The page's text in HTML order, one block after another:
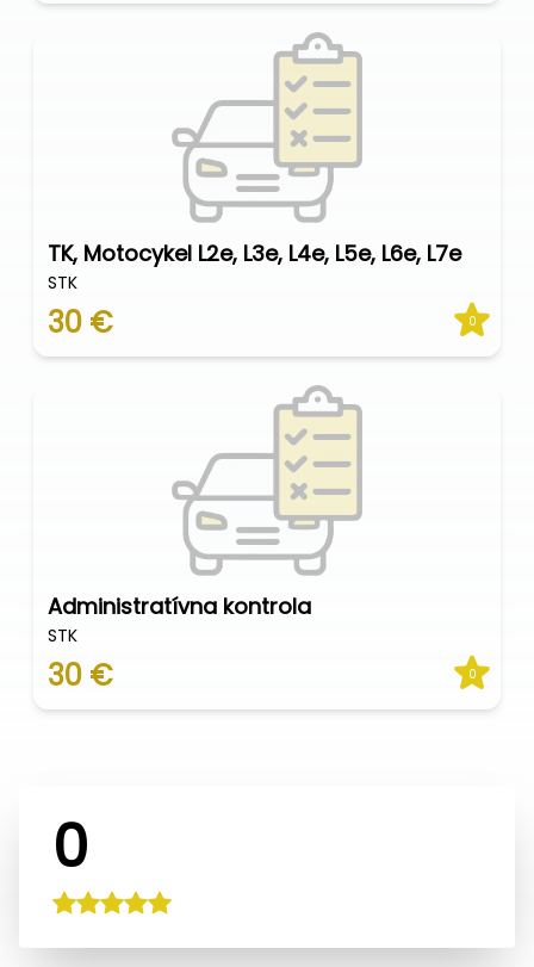
TK, Motocykel L2e, L3e, L4e, L5e, L6e, L7e
STK
30 € 0
Administratívna kontrola
STK
30 € 0
0